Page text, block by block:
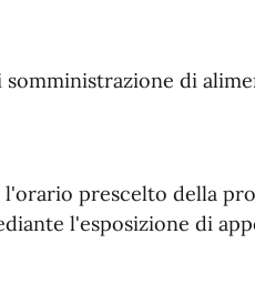
di
prescelto della
l'esposizione di